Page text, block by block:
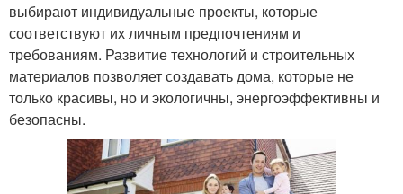
выбирают индивидуальные проекты, которые
соответствуют их личным предпочтениям и
требованиям. Развитие технологий и строительных
материалов позволяет создавать дома, которые не
только красивы, но и экологичны, энергоэффективны и
безопасны.